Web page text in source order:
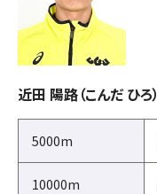
近田 陽路（こんだ ひろ）
5000m
10000m